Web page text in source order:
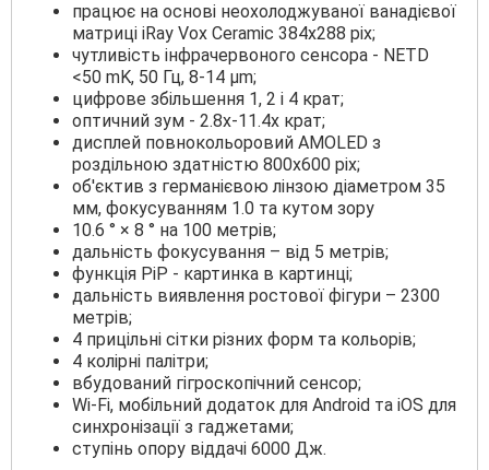
працює на основі неохолоджуваної ванадієвої
матриці iRay Vox Ceramic 384х288 pix;
чутливість інфрачервоного сенсора - NETD
<50 mK, 50 Гц, 8-14 μm;
цифрове збільшення 1, 2 і 4 крат;
оптичний зум - 2.8x-11.4x крат;
дисплей повнокольоровий AMOLED з
роздільною здатністю 800x600 pix;
об'єктив з германієвою лінзою діаметром 35
мм, фокусуванням 1.0 та кутом зору
10.6 ° × 8 ° на 100 метрів;
дальність фокусування – від 5 метрів;
функція PiP - картинка в картинці;
дальність виявлення ростової фігури – 2300
метрів;
4 прицільні сітки різних форм та кольорів;
4 колірні палітри;
вбудований гігроскопічний сенсор;
Wi-Fi, мобільний додаток для Android та iOS для
синхронізації з гаджетами;
ступінь опору віддачі 6000 Дж.